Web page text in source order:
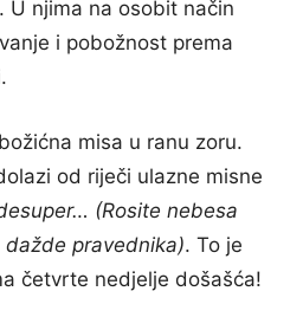
U njima na osobit način
i pobožnost prema
misa u ranu zoru.
od riječi ulazne misne
(Rosite nebesa
pravednika). To je
četvrte nedjelje došašća!